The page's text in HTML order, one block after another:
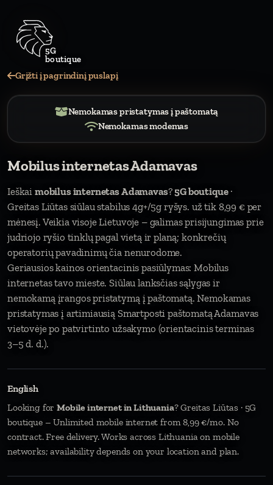
Grįžti į pagrindinį puslapį
Nemokamas pristatymas į paštomatą
Nemokamas modemas
Mobilus internetas Adamavas
Ieškai mobilus internetas Adamavas?5G boutique·
Greitas Liūtas siūlau stabilus 4g+/5g ryšys. už tik 8,99 € per
mėnesį. Veikia visoje Lietuvoje – galimas prisijungimas prie
judriojo ryšio tinklų pagal vietą ir planą; konkrečių
operatorių pavadinimų čia nenurodome.
Geriausios kainos orientacinis pasiūlymas: Mobilus
internetas tavo mieste. Siūlau lanksčias sąlygas ir
nemokamą įrangos pristatymą į paštomatą. Nemokamas
pristatymas į artimiausią Smartposti paštomatą Adamavas
vietovėje po patvirtinto užsakymo (orientacinis terminas
3–5 d. d.).
English
Looking forMobile internet in Lithuania? Greitas Liūtas · 5G
boutique – Unlimited mobile internet from 8,99 €/mo. No
contract. Free delivery. Works across Lithuania on mobile
networks; availability depends on your location and plan.